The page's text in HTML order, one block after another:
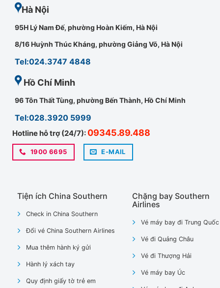
Hà Nội
95H Lý Nam Đế, phường Hoàn Kiếm, Hà Nội
8/16 Huỳnh Thúc Kháng, phường Giảng Võ, Hà Nội
Tel:024.3747 4848
Hồ Chí Minh
96 Tôn Thất Tùng, phường Bến Thành, Hồ Chí Minh
Tel:028.3920 5999
Hotline hỗ trợ (24/7): 09345.89.488
1900 6695 E-MAIL
Tiện ích China Southern
Check in China Southern
Đổi vé China Southern Airlines
Mua thêm hành ký gửi
Hành lý xách tay
Quy định giấy tờ trẻ em
Chặng bay Southern
Airlines
Vé máy bay đi Trung Quốc
Vé đi Quảng Châu
Vé đi Thượng Hải
Vé máy bay Úc